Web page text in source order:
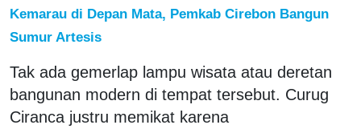
Kemarau di Depan Mata, Pemkab Cirebon Bangun
Sumur Artesis
Tak ada gemerlap lampu wisata atau deretan
bangunan modern di tempat tersebut. Curug
Ciranca justru memikat karena